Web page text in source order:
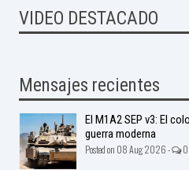
VIDEO DESTACADO
Mensajes recientes
El M1A2 SEP v3: El
guerra moderna
Posted on 08 Aug 2026 - 0